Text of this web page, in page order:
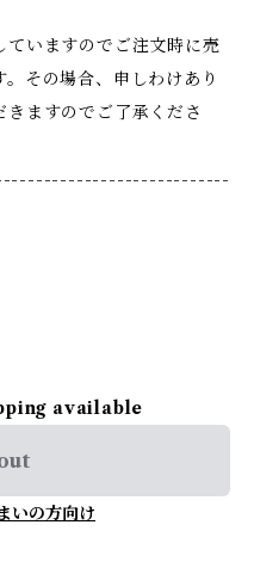
ていますのでご注文時に売
その場合、申しわけあり
ますのでご了承くださ
available
いの方向け